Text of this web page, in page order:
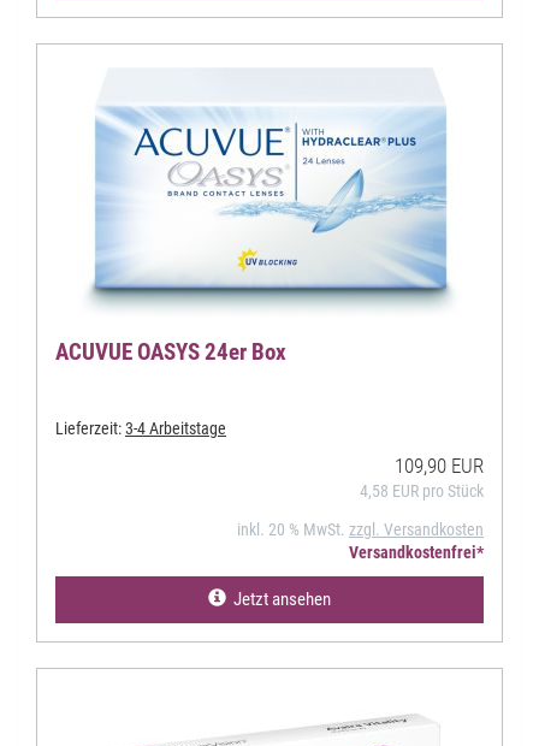
ACUVUE OASYS 24er Box
Lieferzeit:3-4 Arbeitstage
109,90 EUR
4,58 EUR pro Stück
inkl. 20 % MwSt. zzgl. Versandkosten
Versandkostenfrei*
Jetzt ansehen